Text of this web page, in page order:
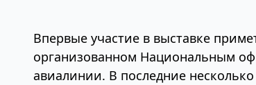
Впервые участие в выставке
организованном Национальным
авиалинии. В последние